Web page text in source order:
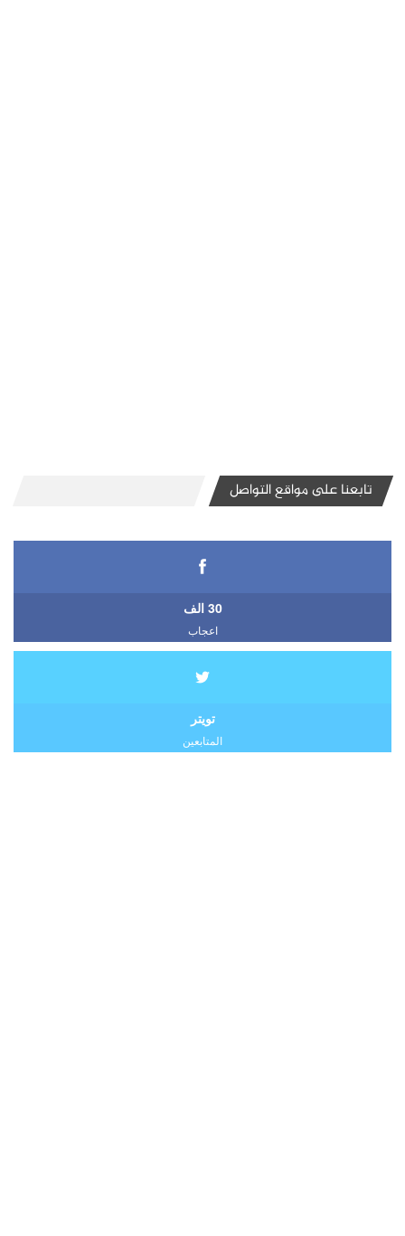
تابعنا على مواقع التواصل
30 الف
اعجاب
تويتر
المتابعين